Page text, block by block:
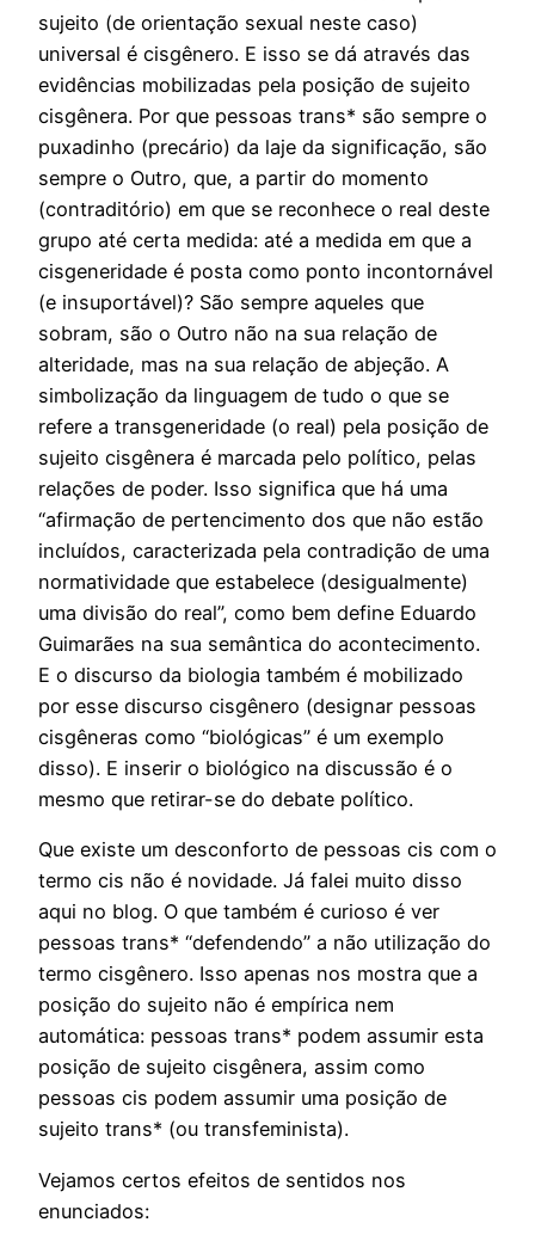
sujeito (de orientação sexual neste caso)
universal é cisgênero. E isso se dá através das
evidências mobilizadas pela posição de sujeito
cisgênera. Por que pessoas trans* são sempre o
puxadinho (precário) da laje da significação, são
sempre o Outro, que, a partir do momento
(contraditório) em que se reconhece o real deste
grupo até certa medida: até a medida em que a
cisgeneridade é posta como ponto incontornável
(e insuportável)? São sempre aqueles que
sobram, são o Outro não na sua relação de
alteridade, mas na sua relação de abjeção. A
simbolização da linguagem de tudo o que se
refere a transgeneridade (o real) pela posição de
sujeito cisgênera é marcada pelo político, pelas
relações de poder. Isso significa que há uma
“afirmação de pertencimento dos que não estão
incluídos, caracterizada pela contradição de uma
normatividade que estabelece (desigualmente)
uma divisão do real”, como bem define Eduardo
Guimarães na sua semântica do acontecimento.
E o discurso da biologia também é mobilizado
por esse discurso cisgênero (designar pessoas
cisgêneras como “biológicas” é um exemplo
disso). E inserir o biológico na discussão é o
mesmo que retirar-se do debate político.
Que existe um desconforto de pessoas cis com o
termo cis não é novidade. Já falei muito disso
aqui no blog. O que também é curioso é ver
pessoas trans* “defendendo” a não utilização do
termo cisgênero. Isso apenas nos mostra que a
posição do sujeito não é empírica nem
automática: pessoas trans* podem assumir esta
posição de sujeito cisgênera, assim como
pessoas cis podem assumir uma posição de
sujeito trans* (ou transfeminista).
Vejamos certos efeitos de sentidos nos
enunciados: